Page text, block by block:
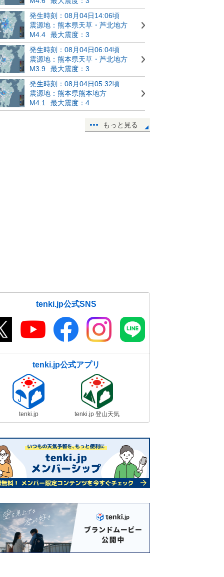
発生時刻：08月04日14:06頃
震源地：熊本県天草・芦北地方
M4.4
最大震度：3
発生時刻：08月04日06:04頃
震源地：熊本県天草・芦北地方
M3.9
最大震度：3
発生時刻：08月04日05:32頃
震源地：熊本県熊本地方
M4.1
最大震度：4
もっと見る
tenki.jp公式SNS
tenki.jp公式アプリ
tenki.jp tenki.jp 登山天気